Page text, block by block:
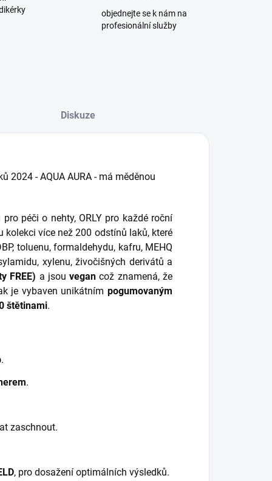
objednejte se k nám na
profesionální služby
Diskuze
2024 - AQUA AURA - má měděnou
péči o nehty, ORLY pro každé roční
více než 200 odstínů laků, které
toluenu, formaldehydu, kafru, MEHQ
xylenu, živočišných derivátů a
FREE) a jsouvegan což znamená, že
je vybaven unikátním pogumovaným
štětinami.
.
.
zaschnout.
, pro dosažení optimálních výsledků.